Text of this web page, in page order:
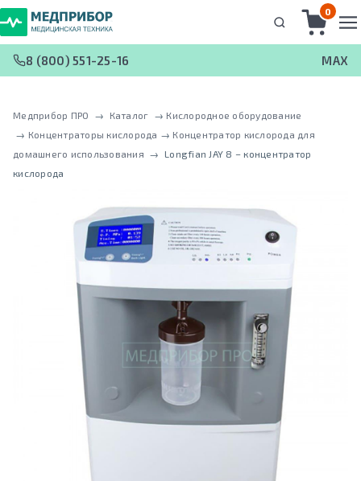
0
8 (800) 551-25-16 MAX
Медприбор ПРО → Каталог → Кислородное оборудование
→ Концентраторы кислорода → Концентратор кислорода для
домашнего использования →
Longfian JAY 8 – концентратор
кислорода